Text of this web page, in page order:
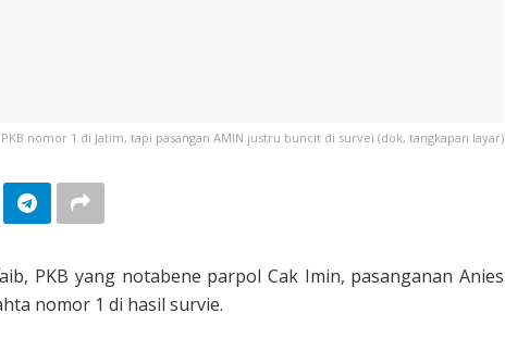
nomor 1 di Jatim, tapi pasangan AMIN justru buncit di survei (dok, tangkapan layar)
PKB yang notabene parpol Cak Imin, pasanganan Anies
nomor 1 di hasil survie.